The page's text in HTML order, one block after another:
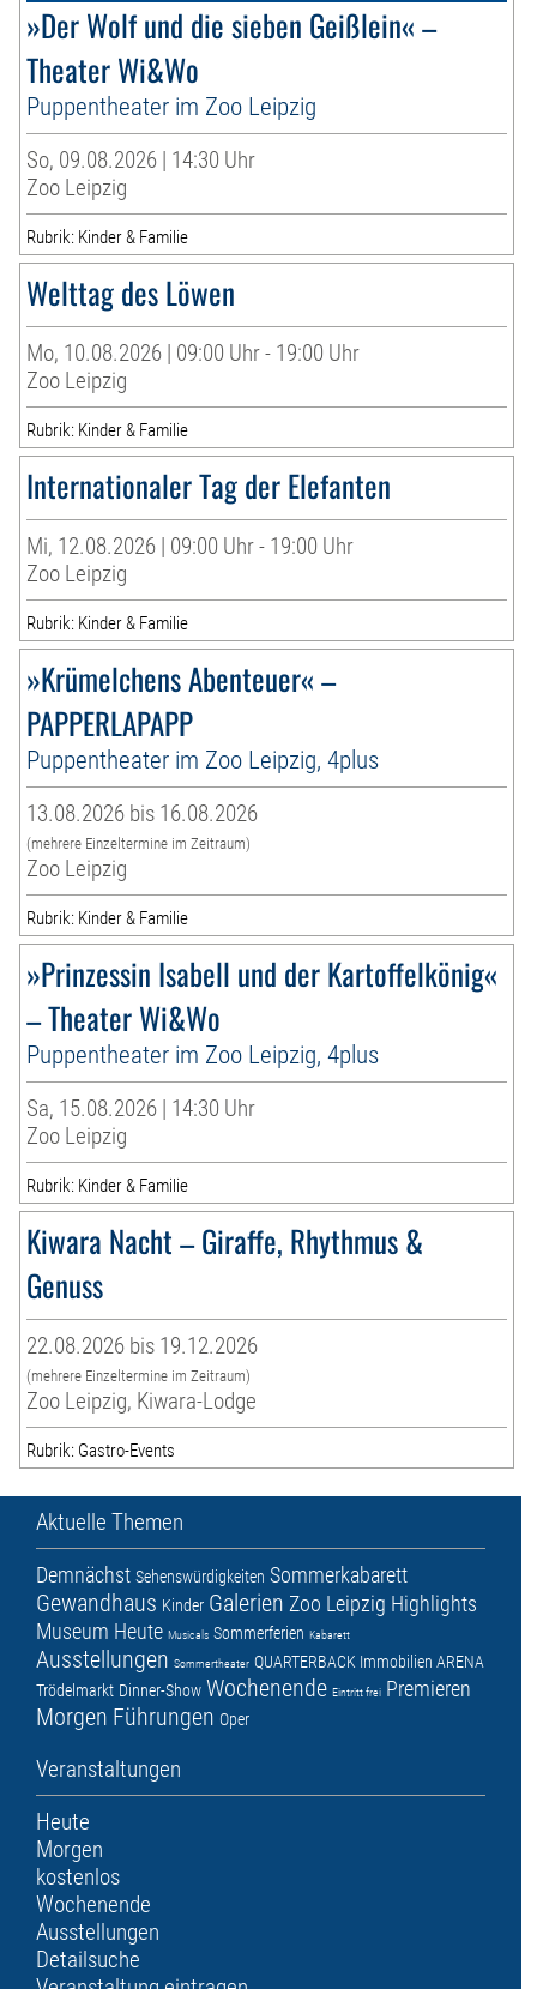
»Der Wolf und die sieben Geißlein« –
Theater Wi&Wo
Puppentheater im Zoo Leipzig
So, 09.08.2026 | 14:30 Uhr
Zoo Leipzig
Rubrik: Kinder & Familie
Welttag des Löwen
Mo, 10.08.2026 | 09:00 Uhr - 19:00 Uhr
Zoo Leipzig
Rubrik: Kinder & Familie
Internationaler Tag der Elefanten
Mi, 12.08.2026 | 09:00 Uhr - 19:00 Uhr
Zoo Leipzig
Rubrik: Kinder & Familie
»Krümelchens Abenteuer« –
PAPPERLAPAPP
Puppentheater im Zoo Leipzig, 4plus
13.08.2026 bis 16.08.2026
(mehrere Einzeltermine im Zeitraum)
Zoo Leipzig
Rubrik: Kinder & Familie
»Prinzessin Isabell und der Kartoffelkönig«
– Theater Wi&Wo
Puppentheater im Zoo Leipzig, 4plus
Sa, 15.08.2026 | 14:30 Uhr
Zoo Leipzig
Rubrik: Kinder & Familie
Kiwara Nacht – Giraffe, Rhythmus &
Genuss
22.08.2026 bis 19.12.2026
(mehrere Einzeltermine im Zeitraum)
Zoo Leipzig, Kiwara-Lodge
Rubrik: Gastro-Events
Aktuelle Themen
Demnächst Sehenswürdigkeiten Sommerkabarett
Gewandhaus Kinder Galerien Zoo Leipzig Highlights
Museum Heute Musicals Sommerferien Kabarett
Ausstellungen Sommertheater QUARTERBACK Immobilien ARENA
Trödelmarkt Dinner-Show Wochenende Eintritt frei Premieren
Morgen Führungen Oper
Veranstaltungen
Heute
Morgen
kostenlos
Wochenende
Ausstellungen
Detailsuche